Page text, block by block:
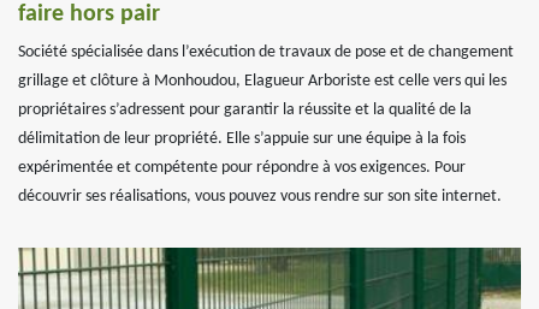
faire hors pair
Société spécialisée dans l’exécution de travaux de pose et de changement
grillage et clôture à Monhoudou, Elagueur Arboriste est celle vers qui les
propriétaires s’adressent pour garantir la réussite et la qualité de la
délimitation de leur propriété. Elle s’appuie sur une équipe à la fois
expérimentée et compétente pour répondre à vos exigences. Pour
découvrir ses réalisations, vous pouvez vous rendre sur son site internet.